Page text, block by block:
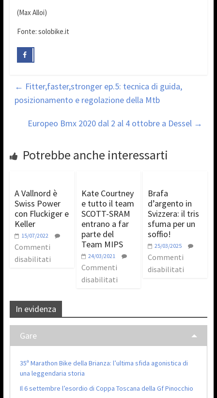
(Max Alloi)
Fonte: solobike.it
← Fitter,faster,stronger ep.5: tecnica di guida,
posizionamento e regolazione della Mtb
Europeo Bmx 2020 dal 2 al 4 ottobre a Dessel →
Potrebbe anche interessarti
A Vallnord è
Swiss Power
con Fluckiger e
Keller
15/07/2022
Commenti
disabilitati
Kate Courtney
e tutto il team
SCOTT-SRAM
entrano a far
parte del
Team MIPS
24/03/2021
Commenti
disabilitati
Brafa
d’argento in
Svizzera: il tris
sfuma per un
soffio!
25/03/2025
Commenti
disabilitati
In evidenza
Gare
35ª Marathon Bike della Brianza: l’ultima sfida agonistica di
una leggendaria storia
Il 6 settembre l’esordio di Coppa Toscana della Gf Pinocchio